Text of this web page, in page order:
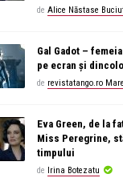
de Alice Năstase
Gal Gadot –
pe ecran și
de revistatango.ro
Eva Green, de la
Miss Peregrine,
timpului
de Irina Botezatu